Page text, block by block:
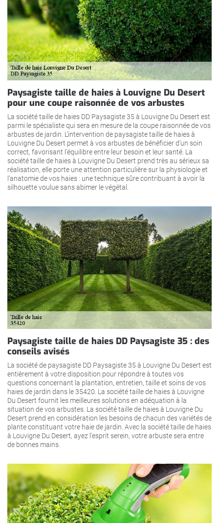
Paysagiste taille de haies à Louvigne Du Desert
pour une coupe raisonnée de vos arbustes
La société taille de haies DD Paysagiste 35 à Louvigne Du Desert est
parmi le spécialiste qui sera en mesure de la coupe raisonnée de vos
arbustes de jardin. L’intervention de paysagiste taille de haies à
Louvigne Du Desert permet à vos arbustes de bénéficier d’un soin
correct, favorisant l’équilibre entre leur besoin et leur santé. La
société taille de haies à Louvigne Du Desert prend très au sérieux sa
réalisation, elle porte une attention particulière sur la physiologie et
l’anatomie de vos haies : une technique sûre contribuant à avoir la
silhouette voulue sans abimer le végétal.
Paysagiste taille de haies DD Paysagiste 35 : des
conseils avisés
La société de paysagiste DD Paysagiste 35 à Louvigne Du Desert est
entièrement à votre disposition pour répondre à toutes vos
questions concernant la plantation, entretien, taille et soins de vos
haies de jardin dans le 35420. La société taille de haies à Louvigne
Du Desert fournit les meilleures solutions en adéquation à la
situation de vos arbustes. La société taille de haies à Louvigne Du
Desert prend en considération les besoins de chacun des variétés de
plante constituant votre haie de jardin. Avec la société taille de haies
à Louvigne Du Desert, ayez l’esprit serein, votre arbuste sera entre
de bonnes mains.